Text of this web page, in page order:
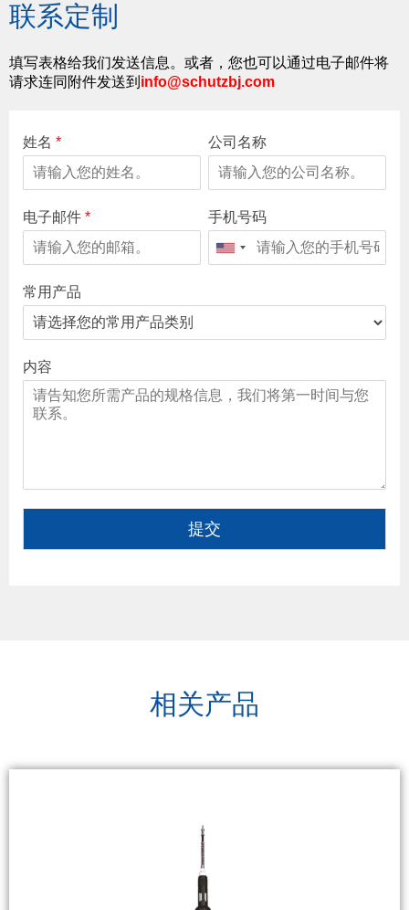
联系定制
填写表格给我们发送信息。或者，您也可以通过电子邮件将
请求连同附件发送到 info@schutzbj.com
姓名 * 公司名称
电子邮件 * 手机号码
常用产品
内容
提交
相关产品